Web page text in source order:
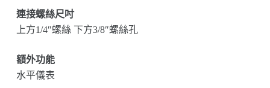
連接螺絲尺吋
上方1/4″螺絲 下方3/8″螺絲孔
額外功能
水平儀表